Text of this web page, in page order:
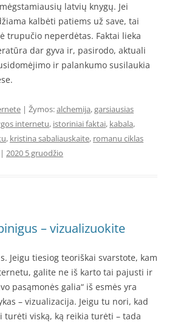
latvių knygų. Jei
kalbėti patiems už save, tai
trupučio neperdėtas. Faktai lieka
dar gyva ir, pasirodo, aktuali
ir palankumo susilaukia
| Žymos:alchemija,garsiausias
internetu, istoriniai faktai, kabala,
, kristina sabaliauskaite, romanu ciklas
| 2020 5 gruodžio
– vizualizuokite
Jeigu tiesiog teoriškai svarstote, kam
galite ne iš karto tai pajusti ir
pasąmonės galia“ iš esmės yra
– vizualizacija. Jeigu tu nori, kad
turėti viską, ką reikia turėti – tada